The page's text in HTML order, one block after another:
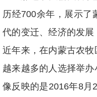
历经700余年，展示了
代的变迁、经济的发展
近年来，在内蒙古农牧
越来越多的人选择举
像反映的是2016年8月